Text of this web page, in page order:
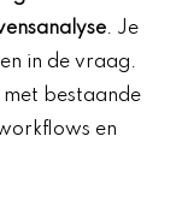
. Je
in de vraag.
met bestaande
en